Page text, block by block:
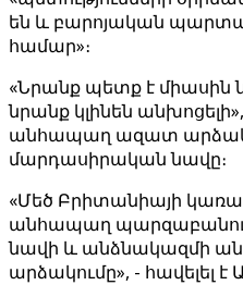
են և բարոյական
համար»։
«Նրանք պետք է միասին
նրանք կլինեն
անհապաղ ազատ
մարդասիրական նավը։
«Մեծ Բրիտանիայի
անհապաղ
նավի և անձնակազմի
արձակումը», - հավելել է